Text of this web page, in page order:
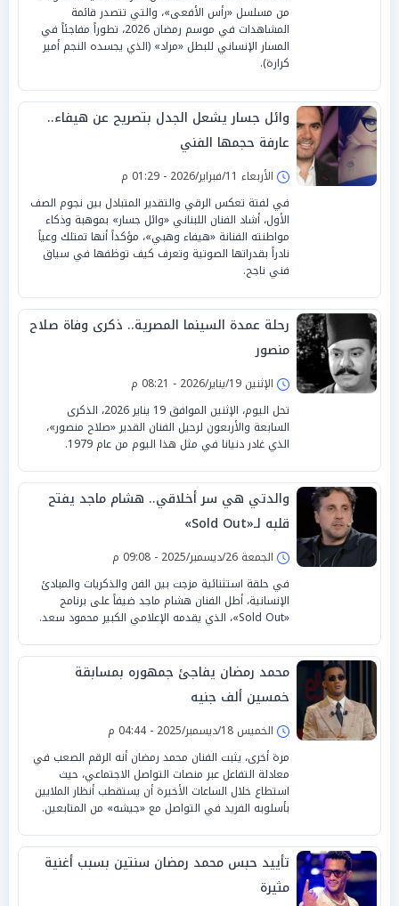
من مسلسل «رأس الأفعى»، والتي تتصدر قائمة
المشاهدات في موسم رمضان 2026، تطوراً مفاجئاً في
المسار الإنساني للبطل «مراد» (الذي يجسده النجم أمير
كرارة).
وائل جسار يشعل الجدل بتصريح عن هيفاء..
عارفة حجمها الفني
الأربعاء 11/فبراير/2026 - 01:29 م
في لفتة تعكس الرقي والتقدير المتبادل بين نجوم الصف
الأول، أشاد الفنان اللبناني «وائل جسار» بموهبة وذكاء
مواطنته الفنانة «هيفاء وهبي»، مؤكداً أنها تمتلك وعياً
نادراً بقدراتها الصوتية وتعرف كيف توظفها في سياق
فني ناجح.
رحلة عمدة السينما المصرية.. ذكرى وفاة صلاح
منصور
الإثنين 19/يناير/2026 - 08:21 م
تحل اليوم، الإثنين الموافق 19 يناير 2026، الذكرى
السابعة والأربعون لرحيل الفنان القدير «صلاح منصور»،
الذي غادر دنيانا في مثل هذا اليوم من عام 1979.
والدتي هي سر أخلاقي.. هشام ماجد يفتح
قلبه لـ«Sold Out»
الجمعة 26/ديسمبر/2025 - 09:08 م
في حلقة استثنائية مزجت بين الفن والذكريات والمبادئ
الإنسانية، أطل الفنان هشام ماجد ضيفاً على برنامج
«Sold Out»، الذي يقدمه الإعلامي الكبير محمود سعد.
محمد رمضان يفاجئ جمهوره بمسابقة
خمسين ألف جنيه
الخميس 18/ديسمبر/2025 - 04:44 م
مرة أخرى، يثبت الفنان محمد رمضان أنه الرقم الصعب في
معادلة التفاعل عبر منصات التواصل الاجتماعي، حيث
استطاع خلال الساعات الأخيرة أن يستقطب أنظار الملايين
بأسلوبه الفريد في التواصل مع «جيشه» من المتابعين.
تأييد حبس محمد رمضان سنتين بسبب أغنية
مثيرة